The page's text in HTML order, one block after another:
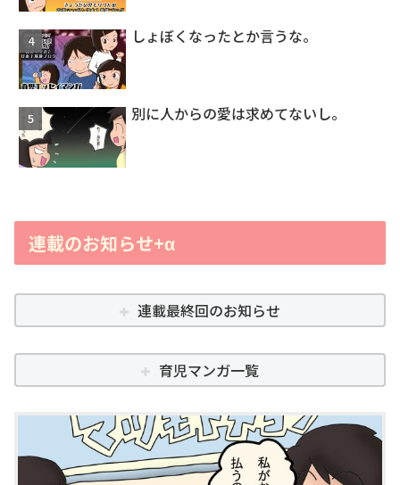
しょぼくなったとか言うな。
別に人からの愛は求めてないし。
連載のお知らせ+α
連載最終回のお知らせ
育児マンガ一覧